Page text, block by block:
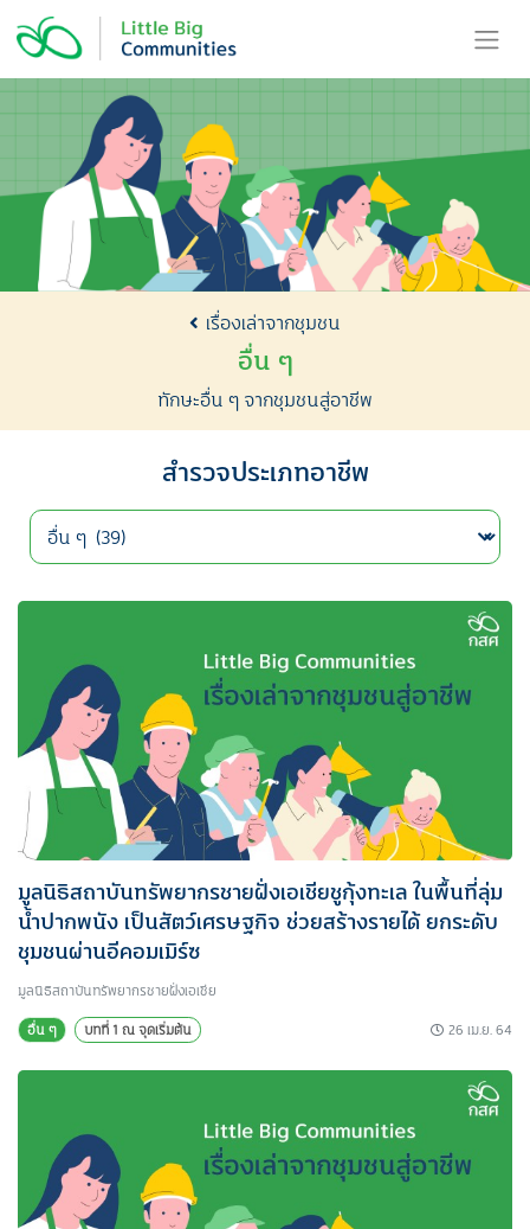
content
เรื่องเล่าจากชุมชน
อื่น ๆ
ทักษะอื่น ๆ จากชุมชนสู่อาชีพ
สำรวจประเภทอาชีพ
มูลนิธิสถาบันทรัพยากรชายฝั่งเอเชียชูกุ้งทะเล ในพื้นที่ลุ่ม
น้ำปากพนัง เป็นสัตว์เศรษฐกิจ ช่วยสร้างรายได้ ยกระดับ
ชุมชนผ่านอีคอมเมิร์ซ
มูลนิธิสถาบันทรัพยากรชายฝั่งเอเชีย
อื่น ๆ
บทที่ 1 ณ จุดเริ่มต้น 26 เม.ย. 64